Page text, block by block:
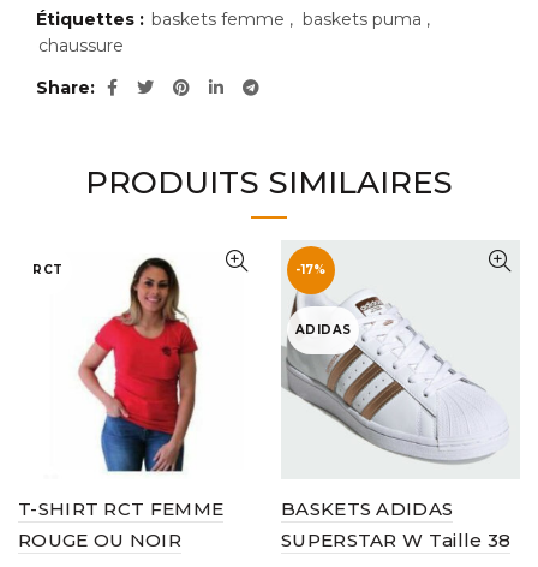
Étiquettes : baskets femme , baskets puma ,
chaussure
Share
PRODUITS SIMILAIRES
RCT
T-SHIRT RCT FEMME
ROUGE OU NOIR
-17%
ADIDAS
BASKETS ADIDAS
SUPERSTAR W Taille 38